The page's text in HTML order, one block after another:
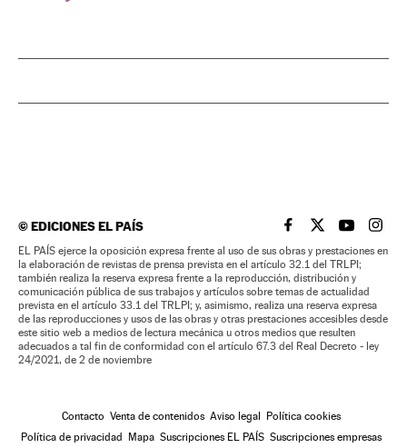
©EDICIONES EL PAÍS EL PAÍS BRASIL EN
EL PAÍSEL PAÍS
EL
EL PAÍS ejerce la oposición expresa frente al uso de sus obras y prestaciones en
la elaboración de revistas de prensa prevista en el artículo 32.1 del TRLPI;
también realiza la reserva expresa frente a la reproducción, distribución y
comunicación pública de sus trabajos y artículos sobre temas de actualidad
prevista en el artículo 33.1 del TRLPI; y, asimismo, realiza una reserva expresa
de las reproducciones y usos de las obras y otras prestaciones accesibles desde
este sitio web a medios de lectura mecánica u otros medios que resulten
adecuados a tal fin de conformidad con el artículo 67.3 del Real Decreto - ley
24/2021, de 2 de noviembre
Contacto Venta de contenidos Aviso legal
Política cookies
Política de privacidad
Mapa Suscripciones EL PAÍS Suscripciones empresas